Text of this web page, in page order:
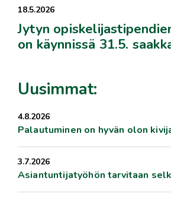
18.5.2026
Jytyn
on käynnissä 31.5.
Uusimmat:
4.8.2026
Palautuminen on hyvän olon
3.7.2026
Asiantuntijatyöhön tarvitaan